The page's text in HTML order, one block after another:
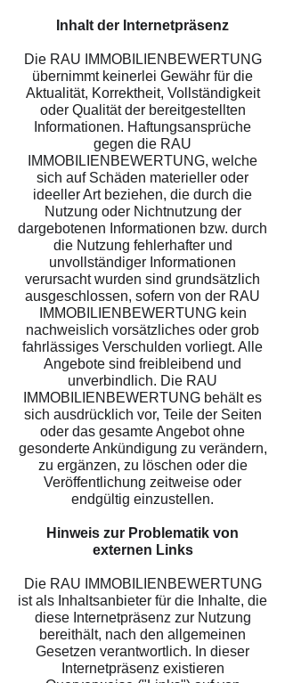
Inhalt der Internetpräsenz
Die RAU IMMOBILIENBEWERTUNG
übernimmt keinerlei Gewähr für die
Aktualität, Korrektheit, Vollständigkeit
oder Qualität der bereitgestellten
Informationen. Haftungsansprüche
gegen die RAU
IMMOBILIENBEWERTUNG, welche
sich auf Schäden materieller oder
ideeller Art beziehen, die durch die
Nutzung oder Nichtnutzung der
dargebotenen Informationen bzw. durch
die Nutzung fehlerhafter und
unvollständiger Informationen
verursacht wurden sind grundsätzlich
ausgeschlossen, sofern von der RAU
IMMOBILIENBEWERTUNG kein
nachweislich vorsätzliches oder grob
fahrlässiges Verschulden vorliegt. Alle
Angebote sind freibleibend und
unverbindlich. Die RAU
IMMOBILIENBEWERTUNG behält es
sich ausdrücklich vor, Teile der Seiten
oder das gesamte Angebot ohne
gesonderte Ankündigung zu verändern,
zu ergänzen, zu löschen oder die
Veröffentlichung zeitweise oder
endgültig einzustellen.
Hinweis zur Problematik von
externen Links
Die RAU IMMOBILIENBEWERTUNG
ist als Inhaltsanbieter für die Inhalte, die
diese Internetpräsenz zur Nutzung
bereithält, nach den allgemeinen
Gesetzen verantwortlich. In dieser
Internetpräsenz existieren